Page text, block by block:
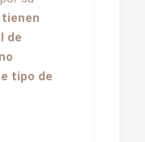
tienen
de
no
tipo de